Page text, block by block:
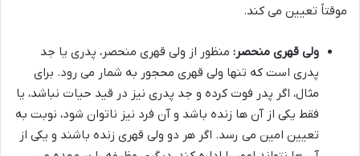
موقتاً تعیین می کند.
ولی قهری منحصر: منظور از ولی قهری منحصر، پدری یا جد
پدری است که تنها ولی قهری محجور به شمار می رود. برای
مثال، اگر پدر فوت کرده و جد پدری نیز در قید حیات نباشد، یا
فقط یکی از آن ها زنده باشد و آن فرد نیز ناتوان شود، نوبت به
تعیین امین می رسد. اگر هر دو ولی قهری زنده باشند و یکی از